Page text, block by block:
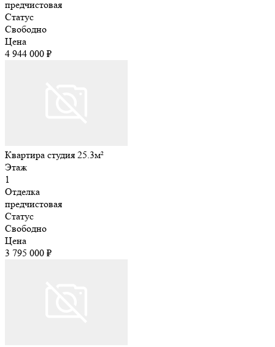
предчистовая
Статус
Свободно
Цена
4 944 000 ₽
Квартира студия 25.3м²
Этаж
1
Отделка
предчистовая
Статус
Свободно
Цена
3 795 000 ₽